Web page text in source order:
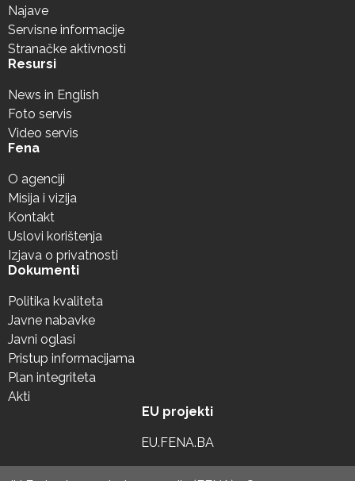
Najave
Servisne informacije
Stranačke aktivnosti
Resursi
News in English
Foto servis
Video servis
Fena
O agenciji
Misija i vizija
Kontakt
Uslovi korištenja
Izjava o privatnosti
Dokumenti
Politika kvaliteta
Javne nabavke
Javni oglasi
Pristup informacijama
Plan integriteta
Akti
EU projekti
EU.FENA.BA